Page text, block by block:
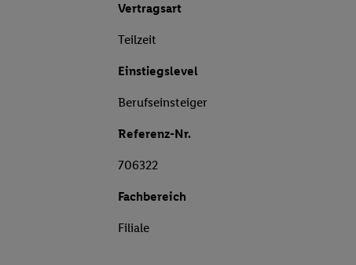
Vertragsart
Teilzeit
Einstiegslevel
Berufseinsteiger
Referenz-Nr.
706322
Fachbereich
Filiale